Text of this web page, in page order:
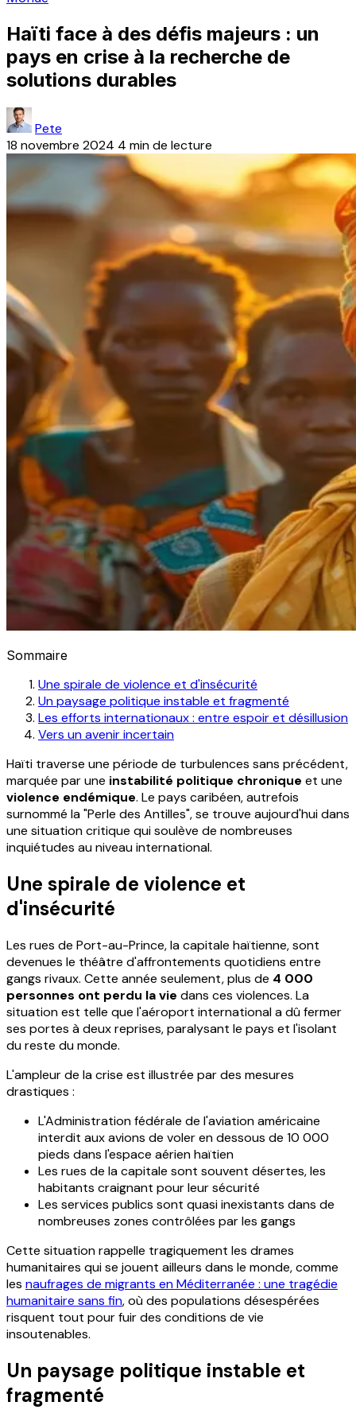
Haïti face à des défis majeurs : un
pays en crise à la recherche de
solutions durables
Pete
18 novembre 2024 4 min de lecture
Sommaire
Une spirale de violence et d'insécurité
Un paysage politique instable et fragmenté
Les efforts internationaux : entre espoir et désillusion
Vers un avenir incertain
Haïti traverse une période de turbulences sans précédent,
marquée par une instabilité politique chronique et une
violence endémique. Le pays caribéen, autrefois
surnommé la "Perle des Antilles", se trouve aujourd'hui dans
une situation critique qui soulève de nombreuses
inquiétudes au niveau international.
Une spirale de violence et
d'insécurité
Les rues de Port-au-Prince, la capitale haïtienne, sont
devenues le théâtre d'affrontements quotidiens entre
gangs rivaux. Cette année seulement, plus de 4 000
personnes ont perdu la vie dans ces violences. La
situation est telle que l'aéroport international a dû fermer
ses portes à deux reprises, paralysant le pays et l'isolant
du reste du monde.
L'ampleur de la crise est illustrée par des mesures
drastiques :
L'Administration fédérale de l'aviation américaine
interdit aux avions de voler en dessous de 10 000
pieds dans l'espace aérien haïtien
Les rues de la capitale sont souvent désertes, les
habitants craignant pour leur sécurité
Les services publics sont quasi inexistants dans de
nombreuses zones contrôlées par les gangs
Cette situation rappelle tragiquement les drames
humanitaires qui se jouent ailleurs dans le monde, comme
les naufrages de migrants en Méditerranée : une tragédie
humanitaire sans fin, où des populations désespérées
risquent tout pour fuir des conditions de vie
insoutenables.
Un paysage politique instable et
fragmenté